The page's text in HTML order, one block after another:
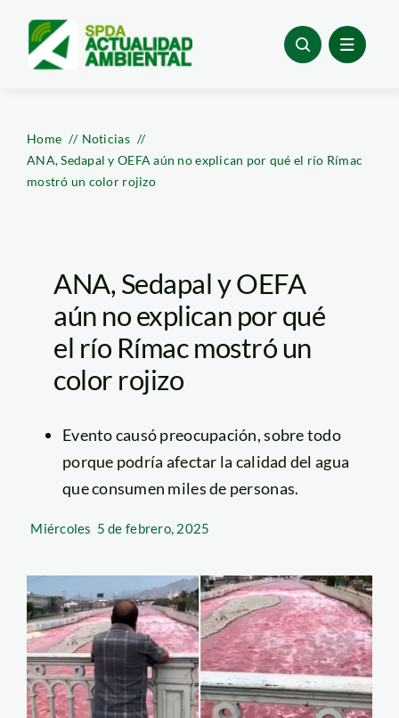
content
Home
Noticias
ANA, Sedapal y OEFA aún no explican por qué el río Rímac
mostró un color rojizo
ANA, Sedapal y OEFA
aún no explican por qué
el río Rímac mostró un
color rojizo
Evento causó preocupación, sobre todo
porque podría afectar la calidad del agua
que consumen miles de personas.
Miércoles 5 de febrero, 2025